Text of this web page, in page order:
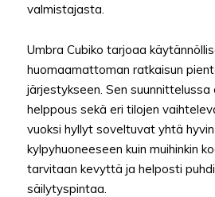
valmistajasta.
Umbra Cubiko tarjoaa
huomaamattoman ratkaisun
järjestykseen. Sen suunnittelussa
helppous sekä eri tilojen
vuoksi hyllyt soveltuvat yhtä hyvin
kylpyhuoneeseen kuin muihinkin
tarvitaan kevyttä ja helposti
säilytyspintaa.